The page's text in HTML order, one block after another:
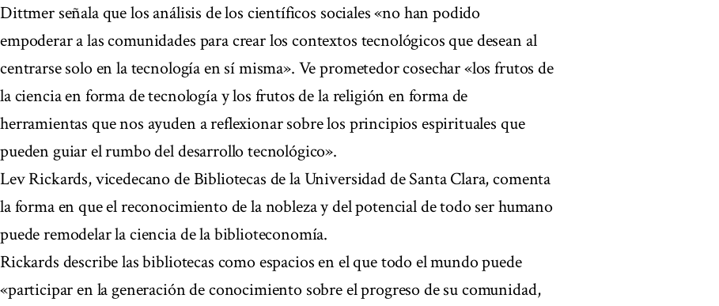
Dittmer señala que los análisis de los científicos sociales «no han podido
empoderar a las comunidades para crear los contextos tecnológicos que desean al
centrarse solo en la tecnología en sí misma». Ve prometedor cosechar «los frutos de
la ciencia en forma de tecnología y los frutos de la religión en forma de
herramientas que nos ayuden a reflexionar sobre los principios espirituales que
pueden guiar el rumbo del desarrollo tecnológico».
Lev Rickards, vicedecano de Bibliotecas de la Universidad de Santa Clara, comenta
la forma en que el reconocimiento de la nobleza y del potencial de todo ser humano
puede remodelar la ciencia de la biblioteconomía.
Rickards describe las bibliotecas como espacios en el que todo el mundo puede
«participar en la generación de conocimiento sobre el progreso de su comunidad,